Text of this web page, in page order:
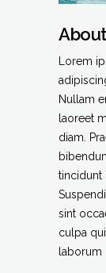
Lorem
Nullam
laoreet
diam.
tincidunt
sint
culpa
laborum